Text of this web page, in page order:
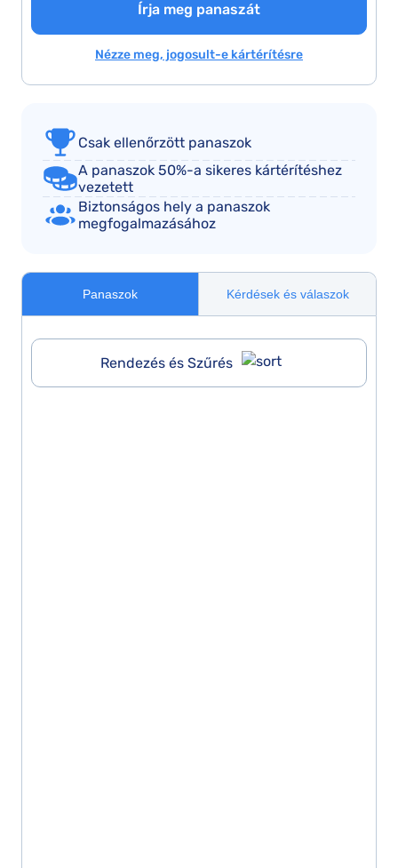
Írja meg panaszát
Nézze meg, jogosult-e kártérítésre
Csak ellenőrzött panaszok
A panaszok 50%-a sikeres kártérítéshez
vezetett
Biztonságos hely a panaszok
megfogalmazásához
Panaszok Kérdések és válaszok
Rendezés és Szűrés